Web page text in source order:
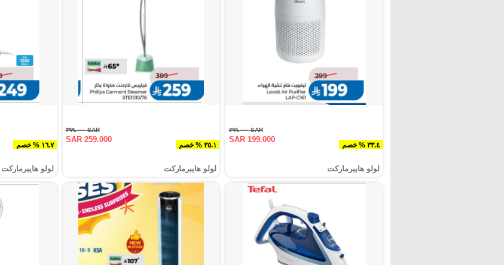
٣٣.٤ % خصم
SAR ٢٩٩.٠٠٠
SAR 199.000
لولو هايبرماركت
٣٥.١ % خصم
SAR ٣٩٩.٠٠٠
SAR 259.000
لولو هايبرماركت
١٦.٧ % خصم
لولو هايبرماركت